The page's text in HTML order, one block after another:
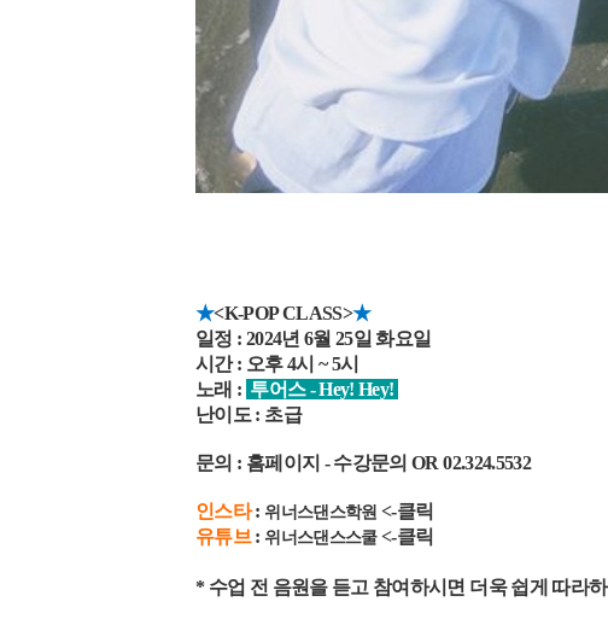
★<K-POP CLASS>★
일정 : 2024년 6월 25일 화요일
시간 : 오후 4시 ~ 5시
노래 : 투어스 - Hey! Hey!
난이도 : 초급
문의 : 홈페이지 - 수강문의 OR 02.324.5532
인스타: 위너스댄스학원 <-클릭
유튜브: 위너스댄스스쿨<-클릭
* 수업 전 음원을 듣고 참여하시면 더욱 쉽게 따라